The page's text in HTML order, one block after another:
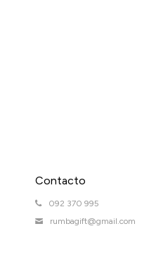
Contacto
092 370 995
rumbagift@gmail.com